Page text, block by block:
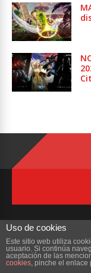
Copyright © 2023
Uso de cookies
Este sitio web utiliza
usuario. Si continúa
aceptación de las
cookies, pinche el enlace